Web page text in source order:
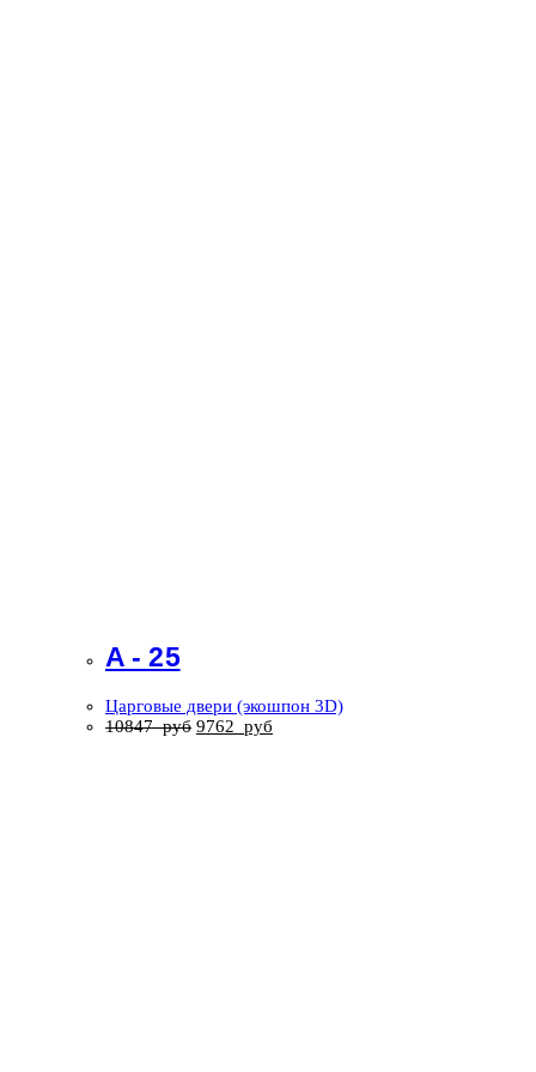
A - 25
Царговые двери (экошпон 3D)
10847руб 9762 руб